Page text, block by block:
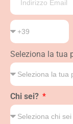
Seleziona la tua
Chi sei?